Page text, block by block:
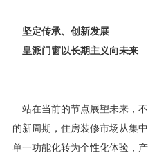
坚定传承、创新发展
皇派门窗以长期主义向未来
站在当前的节点展望未来，
的新周期，住房装修市场从集
单一功能化转为个性化体验，